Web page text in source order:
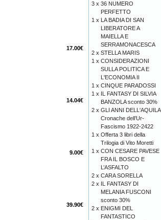
17.00€
14.04€
9.00€
39.90€
3 x 36 NUMERO
PERFETTO
1 x LA BADIA DI SAN
LIBERATORE A
MAIELLA E
SERRAMONACESCA
2 x STELLA MARIS
1 x CONSIDERAZIONI
SULLA POLITICA E
L'ECONOMIA II
1 x CINQUE PARADOSSI
1 x IL FANTASY DI SILVIA
BANZOLA sconto 30%
2 x GLI ANNI DELL'AQUILA
Cronache dell’Ur-
Fascismo 1922-2422
1 x Offerta 3 libri della
Trilogia di Vito Moretti
1 x CON CESARE PAVESE
FRA IL BOSCO E
L’ASFALTO
2 x CARA SORELLA
2 x IL FANTASY DI
MELANIA FUSCONI
sconto 30%
2 x ENIGMI DEL
FANTASTICO